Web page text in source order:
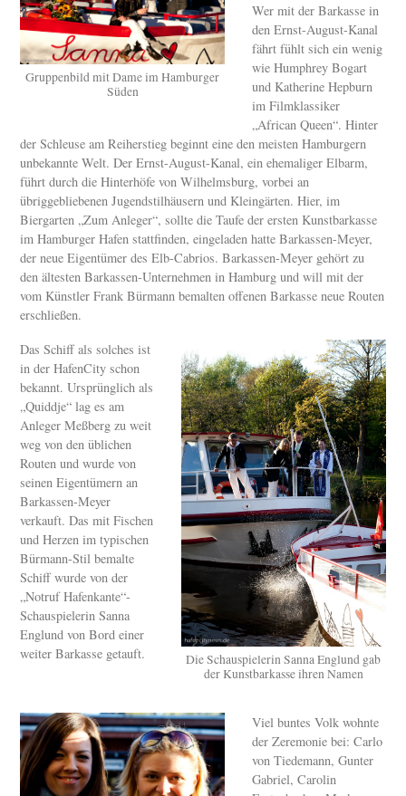
Gruppenbild mit Dame im Hamburger
Süden
Wer mit der Barkasse in
den Ernst-August-Kanal
fährt fühlt sich ein wenig
wie Humphrey Bogart
und Katherine Hepburn
im Filmklassiker
„African Queen“. Hinter
der Schleuse am Reiherstieg beginnt eine den meisten Hamburgern
unbekannte Welt. Der Ernst-August-Kanal, ein ehemaliger Elbarm,
führt durch die Hinterhöfe von Wilhelmsburg, vorbei an
übriggebliebenen Jugendstilhäusern und Kleingärten. Hier, im
Biergarten „Zum Anleger“, sollte die Taufe der ersten Kunstbarkasse
im Hamburger Hafen stattfinden, eingeladen hatte Barkassen-Meyer,
der neue Eigentümer des Elb-Cabrios. Barkassen-Meyer gehört zu
den ältesten Barkassen-Unternehmen in Hamburg und will mit der
vom Künstler Frank Bürmann bemalten offenen Barkasse neue Routen
erschließen.
Die Schauspielerin Sanna Englund gab
der Kunstbarkasse ihren Namen
Das Schiff als solches ist
in der HafenCity schon
bekannt. Ursprünglich als
„Quiddje“ lag es am
Anleger Meßberg zu weit
weg von den üblichen
Routen und wurde von
seinen Eigentümern an
Barkassen-Meyer
verkauft. Das mit Fischen
und Herzen im typischen
Bürmann-Stil bemalte
Schiff wurde von der
„Notruf Hafenkante“-
Schauspielerin Sanna
Englund von Bord einer
weiter Barkasse getauft.
Viel buntes Volk wohnte
der Zeremonie bei: Carlo
von Tiedemann, Gunter
Gabriel, Carolin